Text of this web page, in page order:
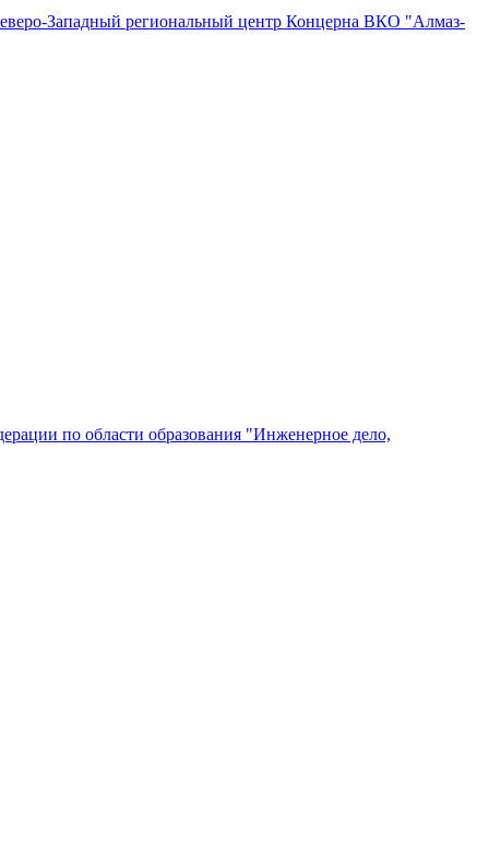
Западный региональный центр Концерна ВКО "Алмаз-
по области образования "Инженерное дело,